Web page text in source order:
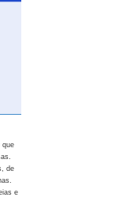
que
de
e